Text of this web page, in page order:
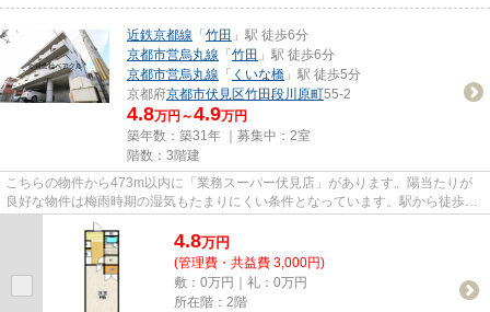
近鉄京都線 「 竹田 」駅 徒歩6分
京都市営烏丸線 「 竹田 」駅 徒歩6分
京都市営烏丸線 「 くいな橋 」駅 徒歩5分
京都府京都市伏見区竹田段川原町55-2
4.8万円～4.9万円
築年数：築31年 ｜募集中： 2室
階数：3階建
こちらの物件から473m以内に「業務スーパー伏見店」があります。陽当たりが
良好な物件は梅雨時期の湿気もたまりにくい条件となっています。駅から徒歩6
分に立地する、魅力的な駅近物件...
4.8万円
(管理費・共益費 3,000円)
敷：0万円｜礼：0万円
所在階：2階